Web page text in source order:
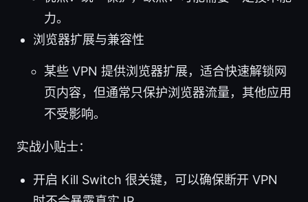
力。
浏览器扩展与兼容性
某些 VPN 提供浏览器扩展，适合快速解锁网
页内容，但通常只保护浏览器流量，其他应用
不受影响。
实战小贴士：
开启 Kill Switch 很关键，可以确保断开 VPN